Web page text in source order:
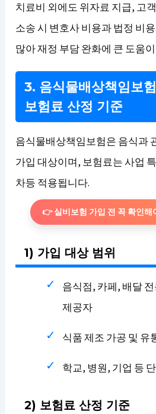
치료비 외에도 위자료 지급, 고
소송 시 변호사 비용과 법정 비
많아 재정 부담 완화에 큰 도움
3. 음식물배상책임보
보험료 산정 기준
음식물배상책임보험은 음식과
가입 대상이며, 보험료는 사업
차등 적용됩니다.
👉 실비보험 가입 전 꼭 확인해
1) 가입 대상 범위
음식점, 카페, 배달
제공자
식품 제조 가공 및 유
학교, 병원, 기업 등
2) 보험료 산정 기준